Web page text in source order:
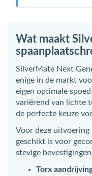
Wat maakt
SilverMate Next
enige in de markt
eigen optimale
variërend van lichte
de perfecte keuze
Voor deze
geschikt is voor
stevige
Torx